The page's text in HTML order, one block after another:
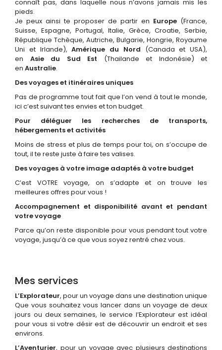
connaît pas, dans laquelle nous n’avons jamais mis les
pieds.
Je peux ainsi te proposer de partir en Europe (France,
Suisse, Espagne, Portugal, Italie, Grèce, Croatie, Serbie,
République Tchèque, Autriche, Bulgarie, Hongrie, Royaume
Uni et Irlande),Amérique du Nord (Canada et USA),
en Asie du Sud Est (Thailande et Indonésie) et
en Australie.
Des voyages et itinéraires uniques
Pas de programme tout fait que l’on vend à tout le monde,
ici c’est suivant tes envies et ton budget.
Pour déléguer les recherches de transports,
hébergements et activités
Moins de stress et plus de temps pour toi, on s’occupe de
tout, il te reste juste à faire tes valises.
Des voyages à votre image adaptés à votre budget
C’est VOTRE voyage, on s’adapte et on trouve les
meilleures offres pour vous !
Accompagnement et disponibilité avant et pendant
votre voyage
Parce qu’on reste disponible pour vous pendant tout votre
voyage, jusqu’à ce que vous soyez rentré chez vous.
Mes services
L’Explorateur, pour un voyage dans une destination unique
Que vous souhaitez vous lancer dans un voyage de deux
jours ou deux semaines, le service l’Explorateur est idéal
pour vous si votre désir est de découvrir un endroit et ses
environs.
L’Aventurier, pour un voyage avec plusieurs destinations